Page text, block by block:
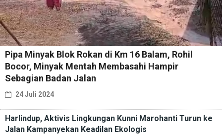
Pipa Minyak Blok Rokan di Km 16 Balam, Rohil
Bocor, Minyak Mentah Membasahi Hampir
Sebagian Badan Jalan
24 Juli 2024
Harlindup, Aktivis Lingkungan Kunni Marohanti Turun ke
Jalan Kampanyekan Keadilan Ekologis